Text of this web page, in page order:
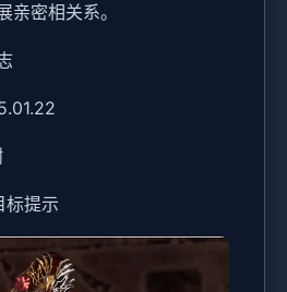
亲密相关系。
标提示